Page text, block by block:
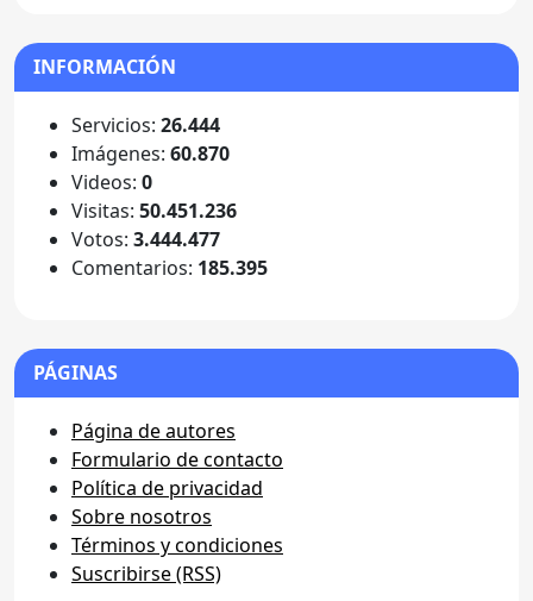
INFORMACIÓN
Servicios: 26.444
Imágenes: 60.870
Videos: 0
Visitas: 50.451.236
Votos: 3.444.477
Comentarios: 185.395
PÁGINAS
Página de autores
Formulario de contacto
Política de privacidad
Sobre nosotros
Términos y condiciones
Suscribirse (RSS)